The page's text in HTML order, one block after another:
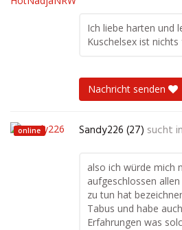
Ich liebe harten und
Kuschelsex ist nichts
Nachricht senden
online Sandy226 (27) sucht in
also ich würde mich
aufgeschlossen
zu tun hat
Tabus und habe
Erfahrungen was